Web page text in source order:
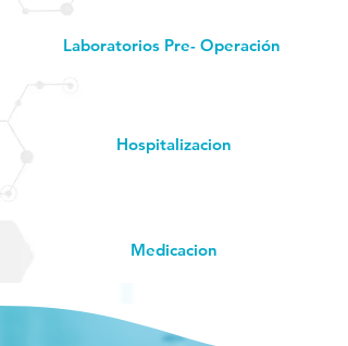
Laboratorios Pre- Operación
Hospitalizacion
Medicacion